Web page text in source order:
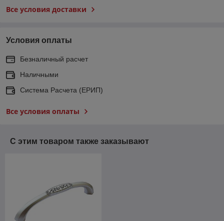
Все условия доставки
Условия оплаты
Безналичный расчет
Наличными
Система Расчета (ЕРИП)
Все условия оплаты
С этим товаром также заказывают